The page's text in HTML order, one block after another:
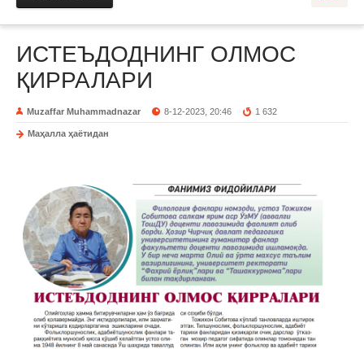
ИСТЕЪДОДНИНГ ОЛМОС
ҚИРРАЛАРИ
Muzaffar Muhammadnazar 8-12-2023, 20:46 1 632
Маҳалла ҳаётидан